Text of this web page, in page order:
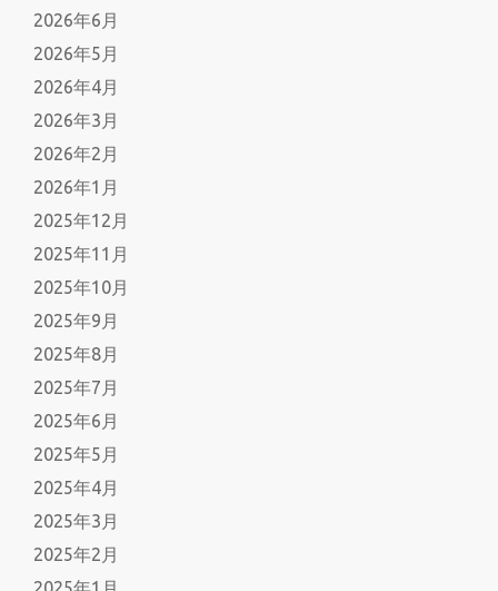
2026年6月
2026年5月
2026年4月
2026年3月
2026年2月
2026年1月
2025年12月
2025年11月
2025年10月
2025年9月
2025年8月
2025年7月
2025年6月
2025年5月
2025年4月
2025年3月
2025年2月